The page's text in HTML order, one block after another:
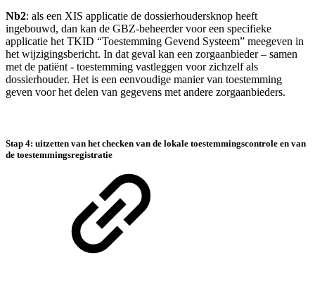
Nb2: als een XIS applicatie de dossierhoudersknop heeft
ingebouwd, dan kan de GBZ-beheerder voor een specifieke
applicatie het TKID “Toestemming Gevend Systeem” meegeven in
het wijzigingsbericht. In dat geval kan een zorgaanbieder – samen
met de patiënt - toestemming vastleggen voor zichzelf als
dossierhouder. Het is een eenvoudige manier van toestemming
geven voor het delen van gegevens met andere zorgaanbieders.
Stap 4: uitzetten van het checken van de lokale toestemmingscontrole en van
de toestemmingsregistratie